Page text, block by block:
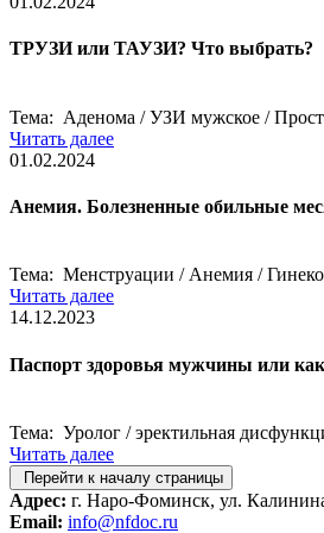
ТРУЗИ или ТАУЗИ? Что выбрать?
Тема: Аденома / УЗИ мужское /
Читать далее
01.02.2024
Анемия. Болезненные обильные
Тема: Менструации / Анемия /
Читать далее
14.12.2023
Паспорт здоровья мужчины или
Тема: Уролог / эректильная
Читать далее
Перейти к началу страницы
Адрес: г. Наро-Фоминск, ул.
Email: info@nfdoc.ru